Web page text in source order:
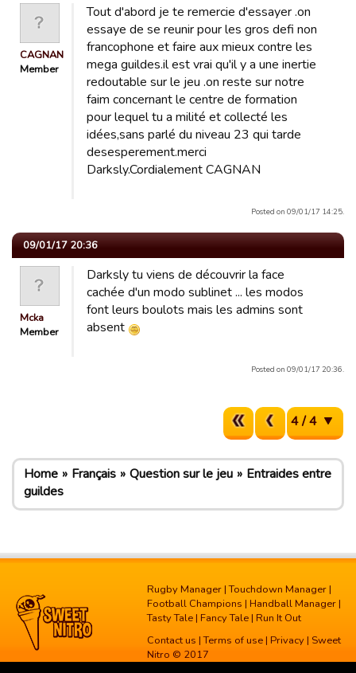
CAGNAN
Member
Tout d'abord je te remercie d'essayer .on
essaye de se reunir pour les gros defi non
francophone et faire aux mieux contre les
mega guildes.il est vrai qu'il y a une inertie
redoutable sur le jeu .on reste sur notre
faim concernant le centre de formation
pour lequel tu a milité et collecté les
idées,sans parlé du niveau 23 qui tarde
desesperement.merci
Darksly.Cordialement CAGNAN
Posted on 09/01/17 14:25.
09/01/17 20:36
Mcka
Member
Darksly tu viens de découvrir la face
cachée d'un modo sublinet ... les modos
font leurs boulots mais les admins sont
absent
Posted on 09/01/17 20:36.
4 / 4
Home Français Question sur le jeu
Entraides entre
guildes
Rugby Manager |Touchdown Manager |
Football Champions | Handball Manager |
Tasty Tale | Fancy Tale | Run It Out
Contact us |Terms of use | Privacy | Sweet
Nitro © 2017